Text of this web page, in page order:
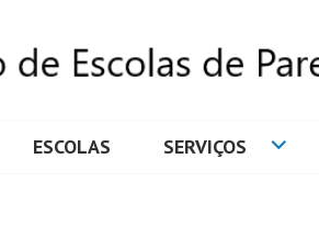
ESCOLAS SERVIÇOS